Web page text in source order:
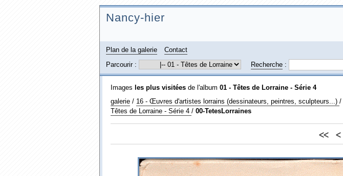
Nancy-hier
Plan de la galerie
Contact
Parcourir :
Recherche:
Images les plus visitéesde l'album 01 - Têtes de Lorraine - Série 4
galerie/ 16 - Œuvres d'artistes lorrains (dessinateurs, peintres, sculpteurs...) /
Têtes de Lorraine - Série 4 / 00-TetesLorraines
<< <